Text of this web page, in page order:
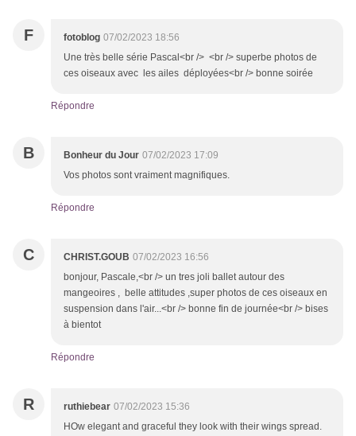
F fotoblog 07/02/2023 18:56
Une très belle série Pascal<br /> <br /> superbe photos de
ces oiseaux avec les ailes déployées<br /> bonne soirée
Répondre
B Bonheur du Jour 07/02/2023 17:09
Vos photos sont vraiment magnifiques.
Répondre
C CHRIST.GOUB 07/02/2023 16:56
bonjour, Pascale,<br /> un tres joli ballet autour des
mangeoires , belle attitudes ,super photos de ces oiseaux en
suspension dans l'air...<br /> bonne fin de journée<br /> bises
à bientot
Répondre
R ruthiebear 07/02/2023 15:36
HOw elegant and graceful they look with their wings spread.